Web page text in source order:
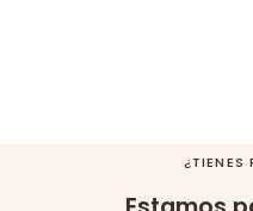
¿TIENES